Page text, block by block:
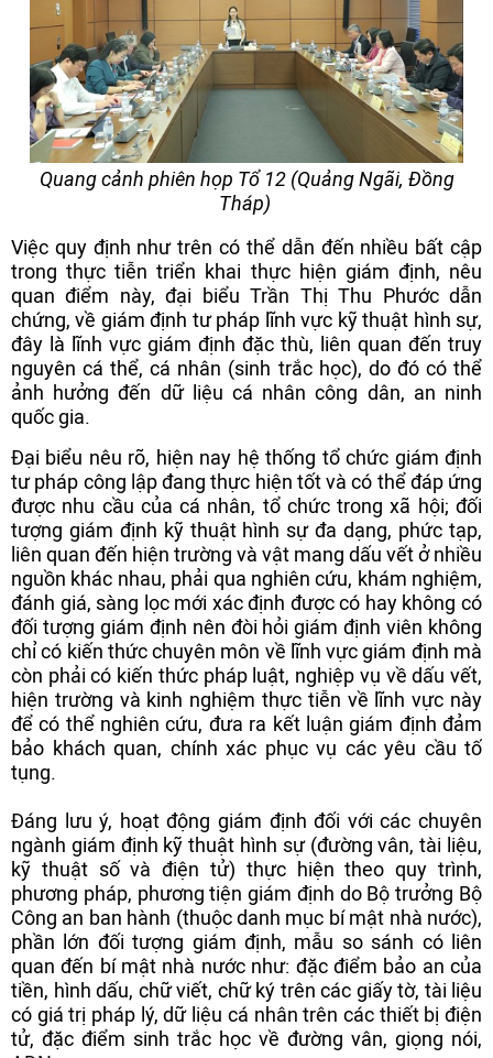
Quang cảnh phiên họp Tổ 12 (Quảng Ngãi, Đồng
Tháp)
Việc quy định như trên có thể dẫn đến nhiều bất cập
trong thực tiễn triển khai thực hiện giám định, nêu
quan điểm này, đại biểu Trần Thị Thu Phước dẫn
chứng, về giám định tư pháp lĩnh vực kỹ thuật hình sự,
đây là lĩnh vực giám định đặc thù, liên quan đến truy
nguyên cá thể, cá nhân (sinh trắc học), do đó có thể
ảnh hưởng đến dữ liệu cá nhân công dân, an ninh
quốc gia.
Đại biểu nêu rõ, hiện nay hệ thống tổ chức giám định
tư pháp công lập đang thực hiện tốt và có thể đáp ứng
được nhu cầu của cá nhân, tổ chức trong xã hội; đối
tượng giám định kỹ thuật hình sự đa dạng, phức tạp,
liên quan đến hiện trường và vật mang dấu vết ở nhiều
nguồn khác nhau, phải qua nghiên cứu, khám nghiệm,
đánh giá, sàng lọc mới xác định được có hay không có
đối tượng giám định nên đòi hỏi giám định viên không
chỉ có kiến thức chuyên môn về lĩnh vực giám định mà
còn phải có kiến thức pháp luật, nghiệp vụ về dấu vết,
hiện trường và kinh nghiệm thực tiễn về lĩnh vực này
để có thể nghiên cứu, đưa ra kết luận giám định đảm
bảo khách quan, chính xác phục vụ các yêu cầu tố
tụng.
Đáng lưu ý, hoạt động giám định đối với các chuyên
ngành giám định kỹ thuật hình sự (đường vân, tài liệu,
kỹ thuật số và điện tử) thực hiện theo quy trình,
phương pháp, phương tiện giám định do Bộ trưởng Bộ
Công an ban hành (thuộc danh mục bí mật nhà nước),
phần lớn đối tượng giám định, mẫu so sánh có liên
quan đến bí mật nhà nước như: đặc điểm bảo an của
tiền, hình dấu, chữ viết, chữ ký trên các giấy tờ, tài liệu
có giá trị pháp lý, dữ liệu cá nhân trên các thiết bị điện
tử, đặc điểm sinh trắc học về đường vân, giọng nói,